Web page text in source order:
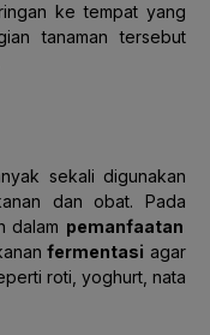
ke tempat yang
tanaman tersebut
sekali digunakan
dan obat. Pada
dalam pemanfaatan
fermentasi agar
roti, yoghurt, nata